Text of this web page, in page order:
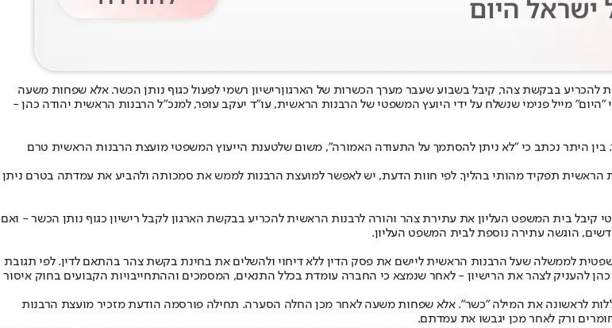
להכריע בבקשת צהר, קיבל בשבוע שעבר מערך הכשרות של הארגוןרישיון רשמי לפעול כגוף נותן הכשר. אלא שפחות משעה
מייל פנימי שנשלח על ידי היועץ המשפטי של הרבנות הראשית, עו"ד יעקב עופר, למנכ"ל הרבנות הראשית יהודה כהן -
בין היתר נכתב כי "לא ניתן להסתמך על התעודה האמורה", משום שלטענת הייעוץ המשפטי מועצת הרבנות הראשית טרם
הראשית תפקיד מהותי בהליך. לפי חוות הדעת, יש לאפשר למועצת הרבנות לממש את סמכותה ולהביע את עמדתה בטרם ניתן
בית המשפט העליון את עתירת צהר והורה לרבנות הראשית להכריע בבקשת הארגון לקבל רישיון כגוף נותן הכשר - ואם
הוגשה עתירה נוספת לבית המשפט העליון.
לממשלה שעל הרבנות הראשית ליישם את פסק הדין ללא דיחוי ולהשלים את בחינת בקשת צהר בהתאם לדין. לפי תגובת
להעניק לצהר את הרישיון - לאחר שנמצא כי החברה עומדת בכלל התנאים, המסמכים וההתחייבויות הקבועים בחוק איסור
לראשונה את המילה "כשר". אלא שפחות משעה לאחר מכן החלה הסערה. תחילה פורסמה הודעת מזכיר מועצת הרבנות
ורק לאחר מכן יגבשו את עמדתם.